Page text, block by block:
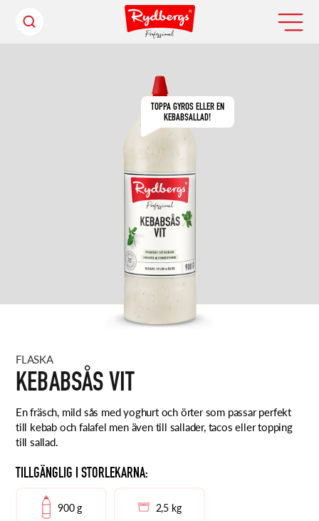
TOPPA GYROS ELLER EN
KEBABSALLAD!
FLASKA
KEBABSÅS VIT
En fräsch, mild sås med yoghurt och örter som passar perfekt
till kebab och falafel men även till sallader, tacos eller topping
till sallad.
TILLGÄNGLIG I STORLEKARNA:
900 g 2,5 kg